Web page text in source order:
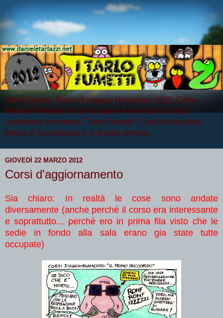
Arthur Serpis, Diario di coppia, Hiroscima, 2012, Darla
Artrosia Perhaps, un po' di satira e un pizzico di vita
quotidiana: insomma i "Tarlo Fumetti"! Che la forza della
lettura vi accompagni e vi diverta sempre.
GIOVEDÌ 22 MARZO 2012
Corsi d'aggiornamento
Sia chiaro: In realtà le cose sono andate
diversamente (anche perchè il corso era interessante
e soprattutto... perchè ero in prima fila visto che le
sedie in fondo alla sala erano gia state tutte
occupate)